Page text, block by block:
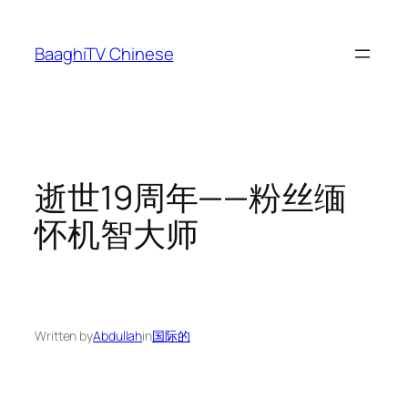
content
BaaghiTV Chinese
逝世19周年——粉丝缅
怀机智大师
Written byAbdullahin国际的